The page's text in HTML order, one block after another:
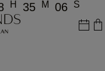
H 35 M 06 S